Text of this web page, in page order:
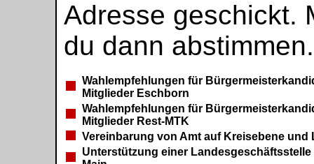
Adresse geschickt.
du dann abstimmen.
Wahlempfehlungen für
Mitglieder Eschborn
Wahlempfehlungen für
Mitglieder Rest-MTK
Vereinbarung von Amt auf Kreisebene und
Unterstützung einer